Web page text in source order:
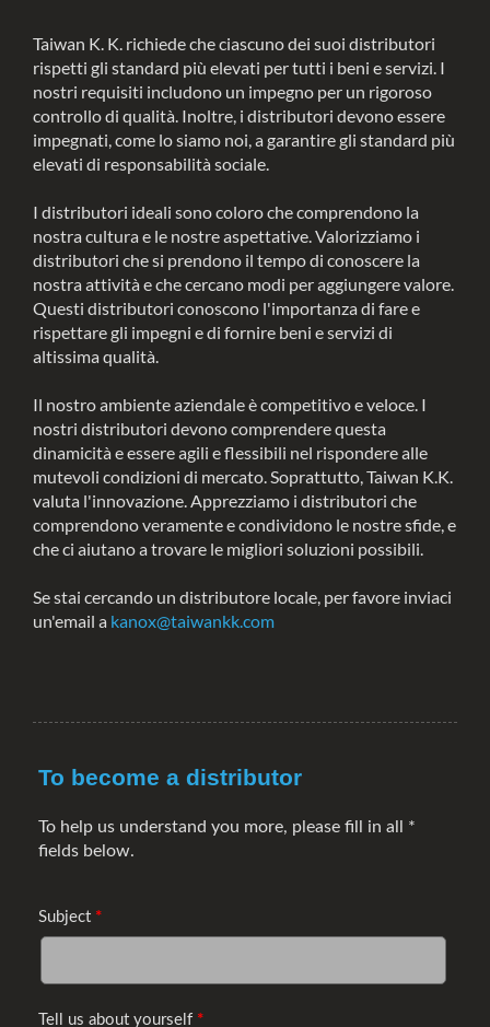
Taiwan K. K. richiede che ciascuno dei suoi distributori
rispetti gli standard più elevati per tutti i beni e servizi. I
nostri requisiti includono un impegno per un rigoroso
controllo di qualità. Inoltre, i distributori devono essere
impegnati, come lo siamo noi, a garantire gli standard più
elevati di responsabilità sociale.
I distributori ideali sono coloro che comprendono la
nostra cultura e le nostre aspettative. Valorizziamo i
distributori che si prendono il tempo di conoscere la
nostra attività e che cercano modi per aggiungere valore.
Questi distributori conoscono l'importanza di fare e
rispettare gli impegni e di fornire beni e servizi di
altissima qualità.
Il nostro ambiente aziendale è competitivo e veloce. I
nostri distributori devono comprendere questa
dinamicità e essere agili e flessibili nel rispondere alle
mutevoli condizioni di mercato. Soprattutto, Taiwan K.K.
valuta l'innovazione. Apprezziamo i distributori che
comprendono veramente e condividono le nostre sfide, e
che ci aiutano a trovare le migliori soluzioni possibili.
Se stai cercando un distributore locale, per favore inviaci
un'email a kanox@taiwankk.com